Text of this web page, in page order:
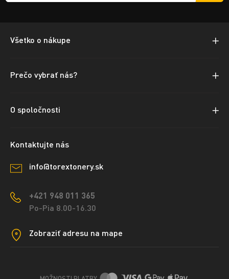
Všetko o nákupe
Prečo vybrať nás?
O spoločnosti
Kontaktujte nás
info@torextonery.sk
+421 948 011 365
Po-Pia 8.00-16.30
Zobraziť adresu na mape